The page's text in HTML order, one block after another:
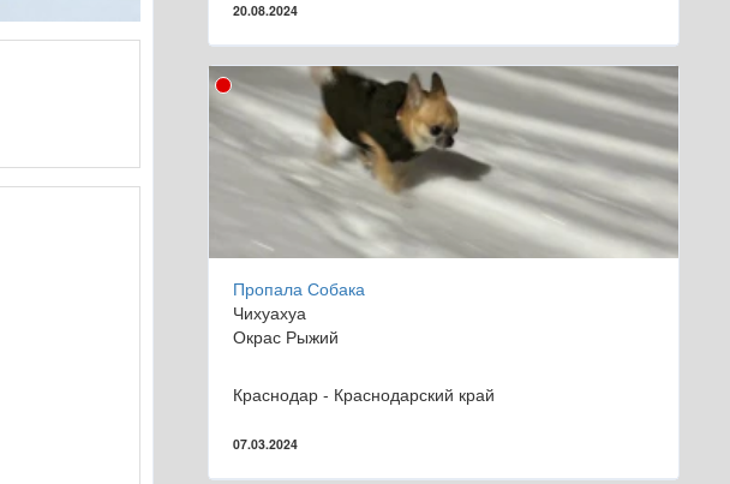
20.08.2024
Пропала Собака
Чихуахуа
Окрас Рыжий
Краснодар - Краснодарский край
07.03.2024